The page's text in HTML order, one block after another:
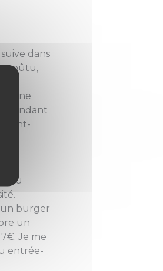
dans
goûtu,
une
Pont-
au
un burger
un
Je me
entrée-